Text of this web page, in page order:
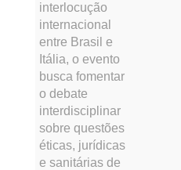
interlocução
internacional
entre Brasil e
Itália, o evento
busca fomentar
o debate
interdisciplinar
sobre questões
éticas, jurídicas
e sanitárias de